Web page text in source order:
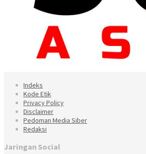
Indeks
Kode Etik
Privacy Policy
Disclaimer
Pedoman Media Siber
Redaksi
Jaringan Social